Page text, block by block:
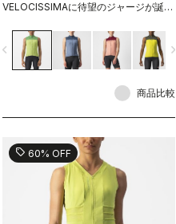
VELOCISSIMAに待望のジャージが誕
対応のスリーブなしサマージャージ。
navigate_next
商品比較
sell 60% OFF